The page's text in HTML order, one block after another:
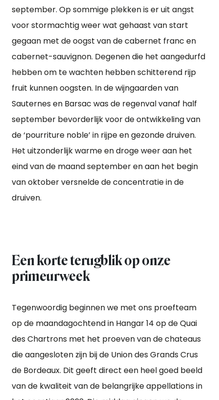
september. Op sommige plekken is er uit angst
voor stormachtig weer wat gehaast van start
gegaan met de oogst van de cabernet franc en
cabernet-sauvignon. Degenen die het aangedurfd
hebben om te wachten hebben schitterend rijp
fruit kunnen oogsten. In de wijngaarden van
Sauternes en Barsac was de regenval vanaf half
september bevorderlijk voor de ontwikkeling van
de ‘pourriture noble’ in rijpe en gezonde druiven.
Het uitzonderlijk warme en droge weer aan het
eind van de maand september en aan het begin
van oktober versnelde de concentratie in de
druiven.
Een korte terugblik op onze
primeurweek
Tegenwoordig beginnen we met ons proefteam
op de maandagochtend in Hangar 14 op de Quai
des Chartrons met het proeven van de chateaus
die aangesloten zijn bij de Union des Grands Crus
de Bordeaux. Dit geeft direct een heel goed beeld
van de kwaliteit van de belangrijke appellations in